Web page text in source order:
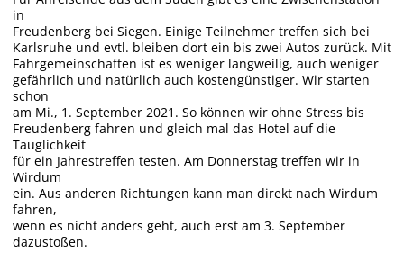
in
Freudenberg bei Siegen. Einige Teilnehmer treffen sich bei
Karlsruhe und evtl. bleiben dort ein bis zwei Autos zurück. Mit
Fahrgemeinschaften ist es weniger langweilig, auch weniger
gefährlich und natürlich auch kostengünstiger. Wir starten
schon
am Mi., 1. September 2021. So können wir ohne Stress bis
Freudenberg fahren und gleich mal das Hotel auf die
Tauglichkeit
für ein Jahrestreffen testen. Am Donnerstag treffen wir in
Wirdum
ein. Aus anderen Richtungen kann man direkt nach Wirdum
fahren,
wenn es nicht anders geht, auch erst am 3. September
dazustoßen.